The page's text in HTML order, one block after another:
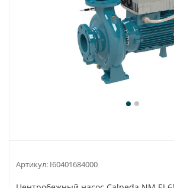
Артикул: I60401684000